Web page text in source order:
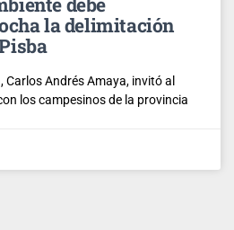
la delimitación
Andrés Amaya, invitó al
los campesinos de la provincia